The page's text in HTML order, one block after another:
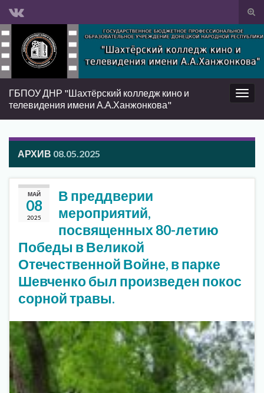
Вкл/
Search for:
Вкл/
ГБПОУ ДНР "Шахтёрский колледж кино и
телевидения имени А.А.Ханжонкова"
АРХИВ 08.05.2025
МАЙ
08
2025
В преддверии
мероприятий,
посвященных 80-летию
Победы в Великой
Отечественной Войне, в парке
Шевченко был произведен покос
сорной травы.